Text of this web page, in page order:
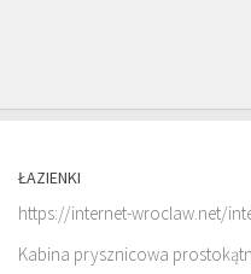
ŁAZIENKI
https://internet-wroclaw.net/
Kabina prysznicowa